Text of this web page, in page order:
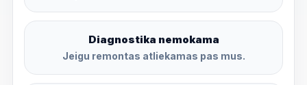
Diagnostika nemokama
Jeigu remontas atliekamas pas mus.